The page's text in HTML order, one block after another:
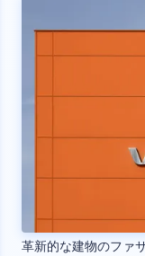
革新的な建物のファ